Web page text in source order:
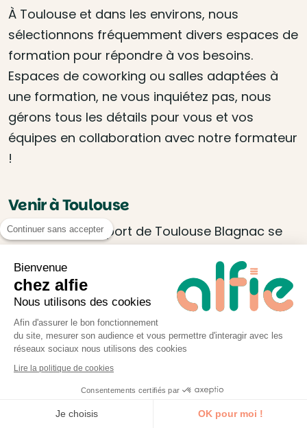
À Toulouse et dans les environs, nous
sélectionnons fréquemment divers espaces de
formation pour répondre à vos besoins.
Espaces de coworking ou salles adaptées à
une formation, ne vous inquiétez pas, nous
gérons tous les détails pour vous et vos
équipes en collaboration avec notre formateur
!
Venir à Toulouse
En avion : l’aéroport de Toulouse Blagnac se
navette tramway T2 vous dépose dans le
centre-ville.
En train :la gare Matabiau est desservie par la
ligne A du Métro (arrêt Jean Jaurès) et les
lignes de bus 23, 27 et L8.
Toulouse dispose de places de
stationnement et de grands parkings,plus
Continuer sans accepter
Bienvenue
chez alfie
Nous utilisons des cookies
Afin d'assurer le bon fonctionnement
du site, mesurer son audience et vous permettre d'interagir avec les
réseaux sociaux nous utilisons des cookies
Lire la politique de cookies
Consentements certifiés par
Je choisis OK pour moi !